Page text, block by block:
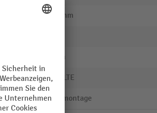
2000 mm
25 mm
SCHULTE
Steckmontage